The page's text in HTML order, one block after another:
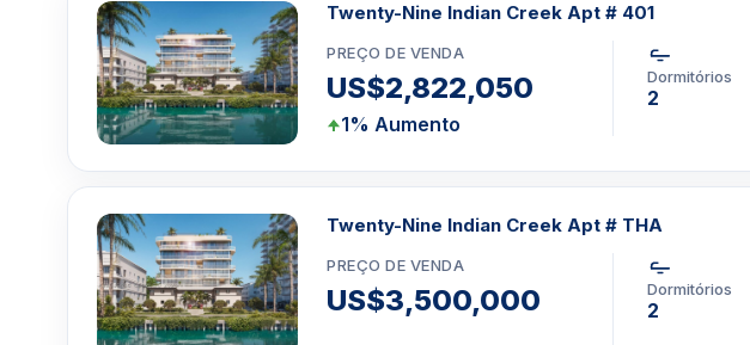
Tecnologia de construção inteligente
Acabamentos residenciais de luxo
Clique aqui para mandar um emailou
Para Vendas ligar no telefone no Brasil SP 11-3957-0613
Twenty-Nine Indian Creek Apt # 401
PREÇO DE VENDA
US$2,822,050
1% Aumento
Dormitórios
2
Twenty-Nine Indian Creek Apt # THA
PREÇO DE VENDA
US$3,500,000 Dormitórios
2